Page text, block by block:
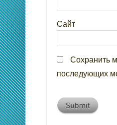
Сайт
Сохранить
последующих